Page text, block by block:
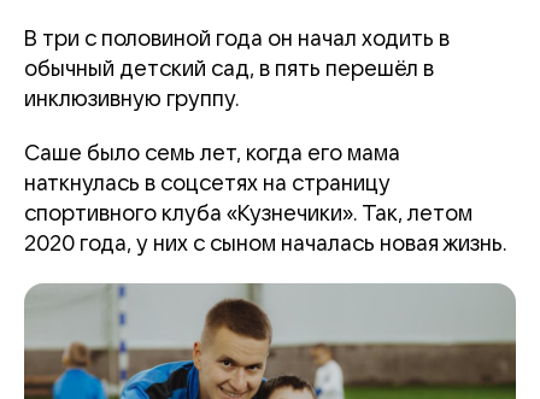
В три с половиной года он начал ходить в
обычный детский сад, в пять перешёл в
инклюзивную группу.
Саше было семь лет, когда его мама
наткнулась в соцсетях на страницу
спортивного клуба «Кузнечики». Так, летом
2020 года, у них с сыном началась новая жизнь.